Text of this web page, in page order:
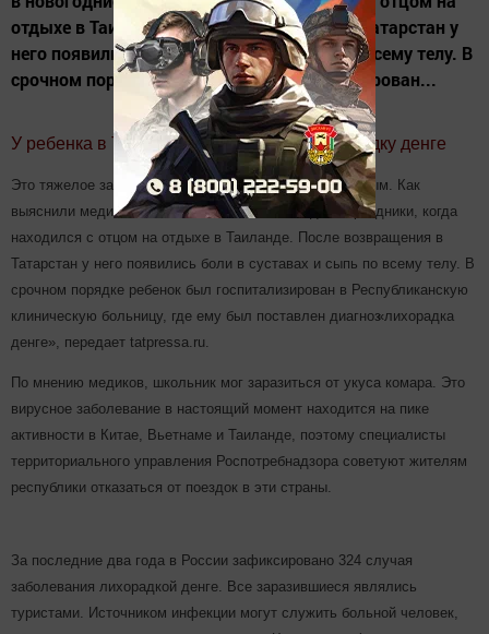
отдыхе в Таиланде. После возвращения в Татарстан у
него появились боли в суставах и сыпь по всему телу. В
срочном порядке ребенок был госпитализирован...
У ребенка в Татарстане обнаружили лихорадку денге
Это тяжелое заболевание также называют костоломным. Как
выяснили медики, мальчик заболел в новогодние праздники, когда
находился с отцом на отдыхе в Таиланде. После возвращения в
Татарстан у него появились боли в суставах и сыпь по всему телу. В
срочном порядке ребенок был госпитализирован в Республиканскую
клиническую больницу, где ему был поставлен диагноз«лихорадка
денге», передает tatpressa.ru.
По мнению медиков, школьник мог заразиться от укуса комара. Это
вирусное заболевание в настоящий момент находится на пике
активности в Китае, Вьетнаме и Таиланде, поэтому специалисты
территориального управления Роспотребнадзора советуют жителям
республики отказаться от поездок в эти страны.
За последние два года в России зафиксировано 324 случая
заболевания лихорадкой денге. Все заразившиеся являлись
туристами. Источником инфекции могут служить больной человек,